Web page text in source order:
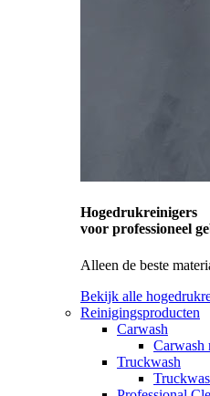
Hogedrukreinigers
voor professioneel
Alleen de beste
Bekijk alle
Reinigingsproducten
Carwash
Carwash
Truckwash